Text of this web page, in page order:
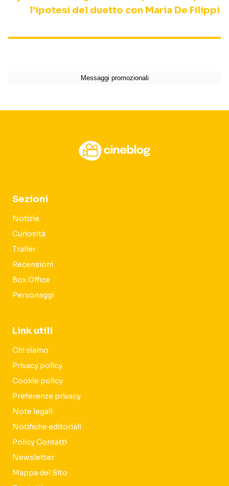
l’ipotesi del duetto con Maria De Filippi
Sezioni
Notizie
Curiosità
Trailer
Recensioni
Box Office
Personaggi
Link utili
Chi siamo
Privacy policy
Cookie policy
Preferenze privacy
Note legali
Notifiche editoriali
Policy Contatti
Newsletter
Mappa del Sito